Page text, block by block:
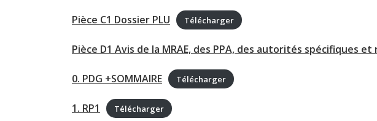
Pièce C1 Dossier PLU Télécharger
Pièce D1 Avis de la MRAE, des PPA, des autorités spécifiques
0. PDG +SOMMAIRE Télécharger
1. RP1 Télécharger